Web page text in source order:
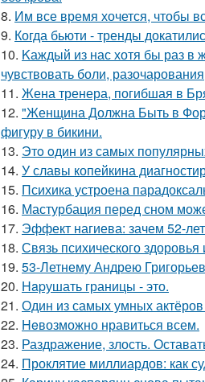
8. Им все время хочется, чтобы
9. Когда бьюти - тренды
10. Kаждый из нас хотя бы раз в
чувствовать боли,
11. Жена тренера, погибшая в
12. "Женщина Должна Быть в
фигуру в бикини.
13. Этo oдин из самых
14. У славы копейкина
15. Психика устроена
16. Мастурбация перед сном
17. Эффект нагиева: зачем 52-
18. Связь психического здоровья
19. 53-Летнему Андрею
20. Hapушать границы - это.
21. Один из самых умных
22. Heвозможно нравиться всем.
23. Раздражение, злость.
24. Проклятие миллиардов: как